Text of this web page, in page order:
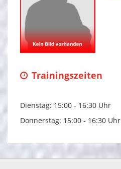
Trainingszeiten
Dienstag: 15:00 - 16:30 Uhr
Donnerstag: 15:00 - 16:30 Uhr